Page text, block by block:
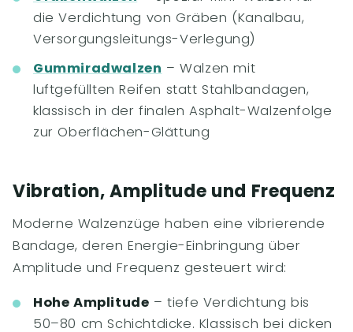
die Verdichtung von Gräben (Kanalbau,
Versorgungsleitungs-Verlegung)
Gummiradwalzen – Walzen mit
luftgefüllten Reifen statt Stahlbandagen,
klassisch in der finalen Asphalt-Walzenfolge
zur Oberflächen-Glättung
Vibration, Amplitude und Frequenz
Moderne Walzenzüge haben eine vibrierende
Bandage, deren Energie-Einbringung über
Amplitude und Frequenz gesteuert wird:
Hohe Amplitude – tiefe Verdichtung bis
50–80 cm Schichtdicke. Klassisch bei dicken